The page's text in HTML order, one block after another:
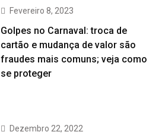
Fevereiro 8, 2023
Golpes no Carnaval: troca de
cartão e mudança de valor são
fraudes mais comuns; veja como
se proteger
Dezembro 22, 2022